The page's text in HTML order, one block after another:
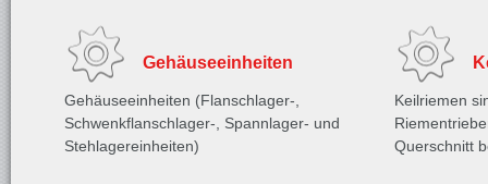
Gehäuseeinheiten
Gehäuseeinheiten (Flanschlager-,
Schwenkflanschlager-, Spannlager- und
Stehlagereinheiten)
Keilriemen
Querschnitt